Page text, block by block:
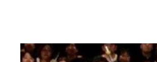
■『ブラックパンサー／ワカン